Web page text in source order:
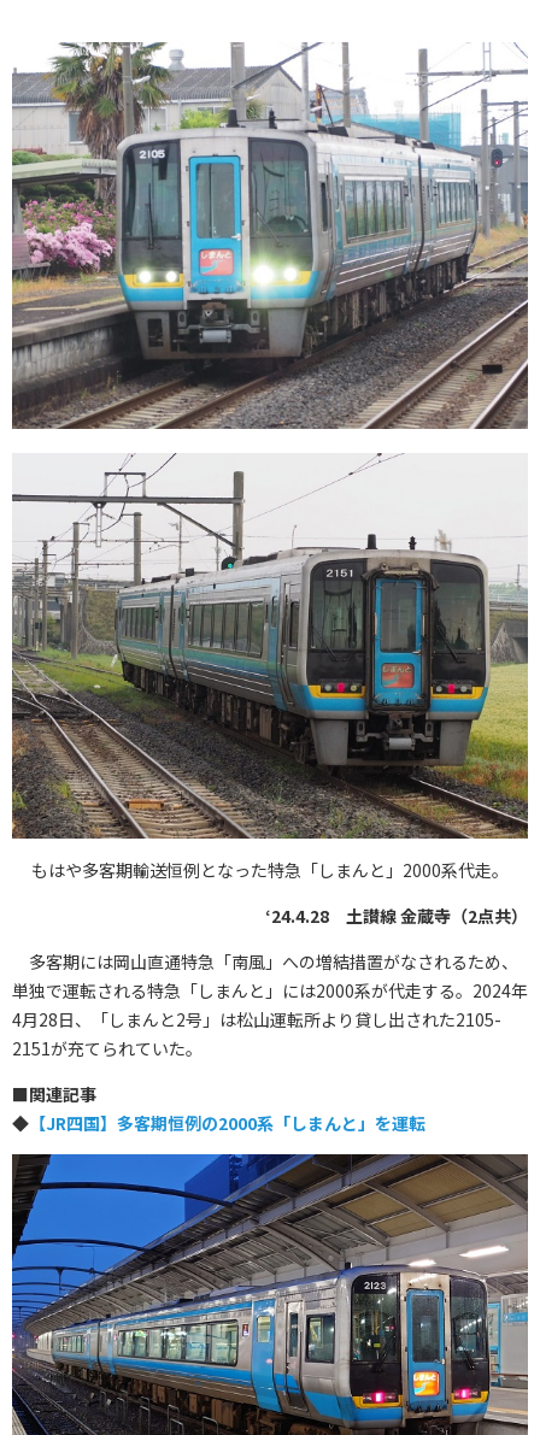
もはや多客期輸送恒例となった特急「しまんと」2000系代走。
‘24.4.28 土讃線 金蔵寺（2点共）
多客期には岡山直通特急「南風」への増結措置がなされるため、
単独で運転される特急「しまんと」には2000系が代走する。2024年
4月28日、「しまんと2号」は松山運転所より貸し出された2105-
2151が充てられていた。
■関連記事
◆ 【JR四国】多客期恒例の2000系「しまんと」を運転